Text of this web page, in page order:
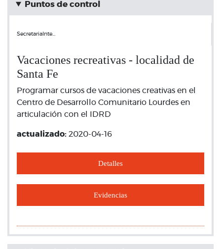
Puntos de control
SecretariaInte…
Vacaciones recreativas - localidad de
Santa Fe
Programar cursos de vacaciones creativas en el
Centro de Desarrollo Comunitario Lourdes en
articulación con el IDRD
actualizado: 2020-04-16
Detalles
Evidencias